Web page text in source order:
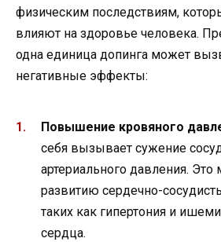
физическим последствиям,
влияют на здоровье человека.
одна единица допинга может
негативные эффекты:
Повышение кровяного
себя вызывает сужение
артериального давления.
развитию сердечно-
таких как гипертония и
сердца.